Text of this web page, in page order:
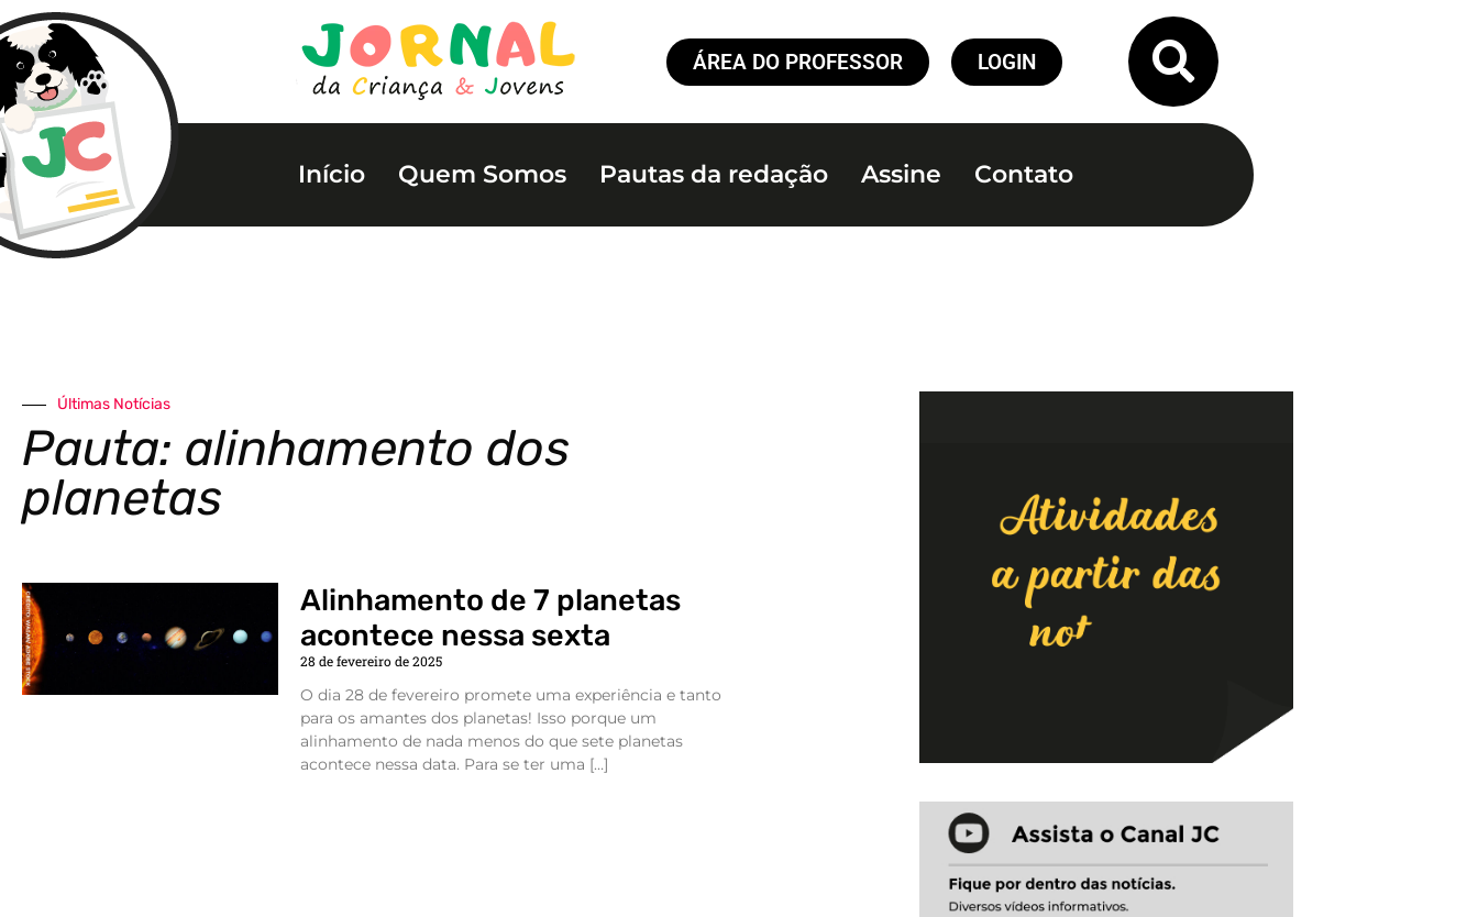
ÁREA DO PROFESSOR LOGIN
Início Quem Somos Pautas da redação Assine Contato
Últimas Notícias
Pauta: alinhamento dos
planetas
Alinhamento de 7 planetas
acontece nessa sexta
28 de fevereiro de 2025
O dia 28 de fevereiro promete uma experiência e tanto
para os amantes dos planetas! Isso porque um
alinhamento de nada menos do que sete planetas
acontece nessa data. Para se ter uma […]